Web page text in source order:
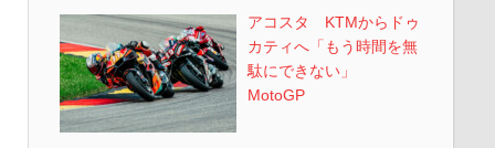
アコスタ KTMからドゥ
カティへ「もう時間を無
駄にできない」
MotoGP